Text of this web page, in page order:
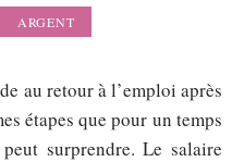
ARGENT
au retour à l’emploi après
étapes que pour un temps
surprendre. Le salaire